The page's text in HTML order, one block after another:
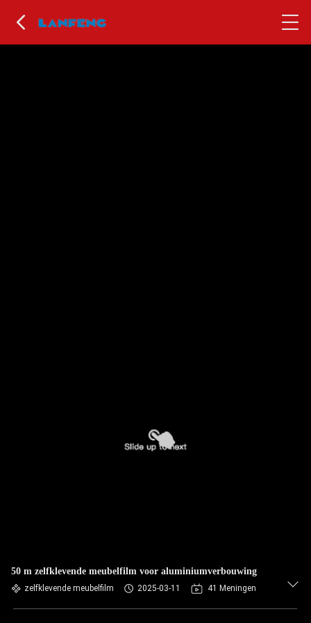
50 m zelfklevende meubelfilm voor aluminiumverbouwing
zelfklevende meubelfilm 2025-03-11 41 Meningen